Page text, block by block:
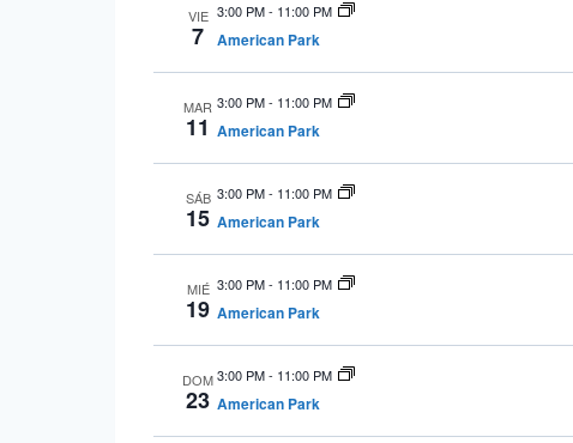
VIE
7
3:00 PM- 11:00 PM
American Park
MAR
11
3:00 PM- 11:00 PM
American Park
SÁB
15
3:00 PM- 11:00 PM
American Park
MIÉ
19
3:00 PM- 11:00 PM
American Park
DOM
23
3:00 PM- 11:00 PM
American Park